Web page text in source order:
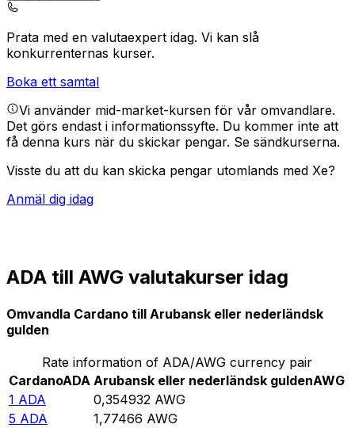
Prata med en valutaexpert idag. Vi kan slå
konkurrenternas kurser.
Boka ett samtal
Vi använder mid-market-kursen för vår omvandlare.
Det görs endast i informationssyfte. Du kommer inte att
få denna kurs när du skickar pengar. Se sändkurserna.
Visste du att du kan skicka pengar utomlands med Xe?
Anmäl dig idag
ADA till AWG valutakurser idag
Omvandla Cardano till Arubansk eller nederländsk
gulden
Rate information of ADA/AWG currency pair
CardanoADA Arubansk eller nederländsk guldenAWG
1 ADA 0,354932 AWG
5 ADA 1,77466 AWG